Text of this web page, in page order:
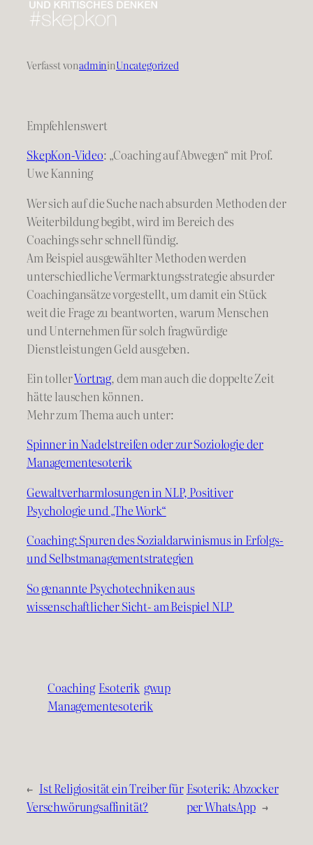
Verfasst vonadmininUncategorized
Empfehlenswert
SkepKon-Video: „Coaching auf Abwegen“ mit Prof.
Uwe Kanning
Wer sich auf die Suche nach absurden Methoden der
Weiterbildung begibt, wird im Bereich des
Coachings sehr schnell fündig.
Am Beispiel ausgewählter Methoden werden
unterschiedliche Vermarktungsstrategie absurder
Coachingansätze vorgestellt, um damit ein Stück
weit die Frage zu beantworten, warum Menschen
und Unternehmen für solch fragwürdige
Dienstleistungen Geld ausgeben.
Ein tollerVortrag, dem man auch die doppelte Zeit
hätte lauschen können.
Mehr zum Thema auch unter:
Spinner in Nadelstreifen oder zur Soziologie der
Managementesoterik
Gewaltverharmlosungen in NLP, Positiver
Psychologie und „The Work“
Coaching: Spuren des Sozialdarwinismus in Erfolgs-
und Selbstmanagementstrategien
So genannte Psychotechniken aus
wissenschaftlicher Sicht- am Beispiel NLP
Coaching Esoterik gwup
Managementesoterik
← Ist Religiosität ein Treiber für
Verschwörungsaffinität?
Esoterik: Abzocker
per WhatsApp →